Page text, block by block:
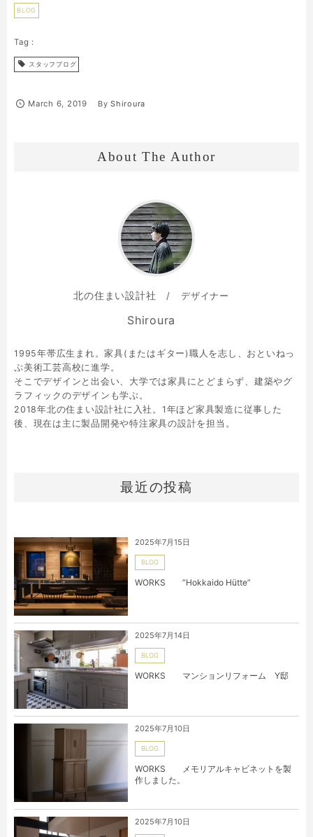
BLOG
スタッフブログ
March 6, 2019 ByShiroura
About The Author
北の住まい設計社 デザイナー
Shiroura
1995年帯広生まれ。家具(またはギター)職人を志し、おといねっ
ぷ美術工芸高校に進学。
そこでデザインと出会い、大学では家具にとどまらず、建築やグ
ラフィックのデザインも学ぶ。
2018年北の住まい設計社に入社。1年ほど家具製造に従事した
後、現在は主に製品開発や特注家具の設計を担当。
最近の投稿
2025年7月15日
BLOG
WORKS ”Hokkaido Hütte”
2025年7月14日
BLOG
WORKS マンションリフォーム Y邸
2025年7月10日
BLOG
WORKS メモリアルキャビネットを製
作しました。
2025年7月10日